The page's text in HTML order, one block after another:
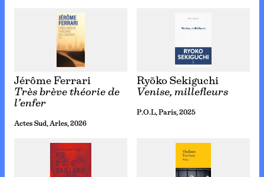
Jérôme Ferrari
Très brève théorie de
l’enfer
Actes Sud, Arles, 2026
Ryōko Sekiguchi
Venise, millefleurs
P.O.L, Paris, 2025